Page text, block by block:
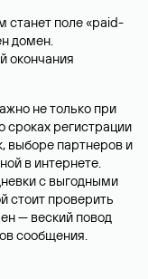
станет поле «paid-
домен.
окончания
не только при
сроках регистрации
выборе партнеров и
в интернете.
с выгодными
стоит проверить
— веский повод
сообщения.